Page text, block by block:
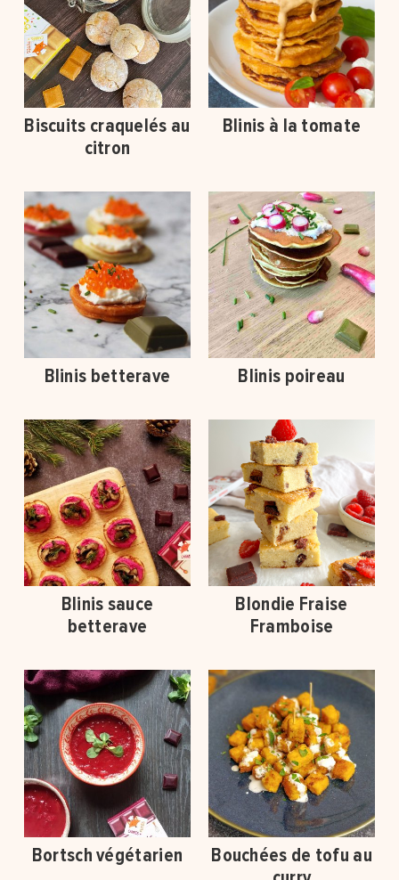
Biscuits craquelés au
citron
Blinis à la tomate
Blinis betterave Blinis poireau
Blinis sauce
betterave
Blondie Fraise
Framboise
Bortsch végétarien
Bouchées de tofu au